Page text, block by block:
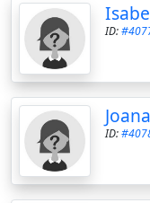
ID:
ID: